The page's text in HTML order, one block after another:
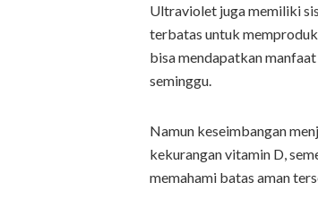
Ultraviolet juga memiliki
terbatas untuk
bisa mendapatkan
seminggu.
Namun keseimbangan
kekurangan vitamin D,
memahami batas aman